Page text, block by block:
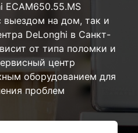
выездом на дом, так и
DeLonghi в Санкт-
от типа поломки и
центр
оборудованием для
проблем